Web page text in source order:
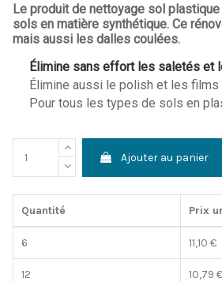
Le produit de nettoyage sol
sols en matière synthétique. Ce
mais aussi les dalles coulées.
Élimine sans effort les saletés et
Élimine aussi le polish et les
Pour tous les types de sols en
Ajouter au panier
Quantité Prix
6 11,10 €
12 10,79 €